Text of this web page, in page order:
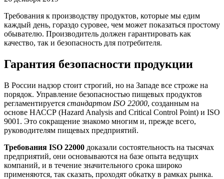
Требования к производству продуктов, которые мы едим
каждый день, гораздо суровее, чем может показаться простому
обывателю. Производитель должен гарантировать как
качество, так и безопасность для потребителя.
Гарантия безопасности продукции
В России надзор стоит строгий, но на Западе все строже на
порядок. Управление безопасностью пищевых продуктов
регламентируется стандартом ISO 22000, созданным на
основе НАССР (Hazard Analysis and Critical Control Point) и ISO
9001. Это сокращение знакомо многим и, прежде всего,
руководителям пищевых предприятий.
Требования ISO 22000 доказали состоятельность на тысячах
предприятий, они основываются на базе опыта ведущих
компаний, и в течение значительного срока широко
применяются, так сказать, проходят обкатку в рамках рынка.